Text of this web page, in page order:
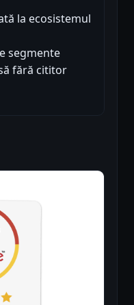
la ecosistemul
segmente
fără cititor